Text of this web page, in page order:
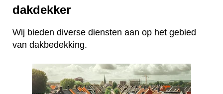
dakdekker
Wij bieden diverse diensten aan op het gebied
van dakbedekking.